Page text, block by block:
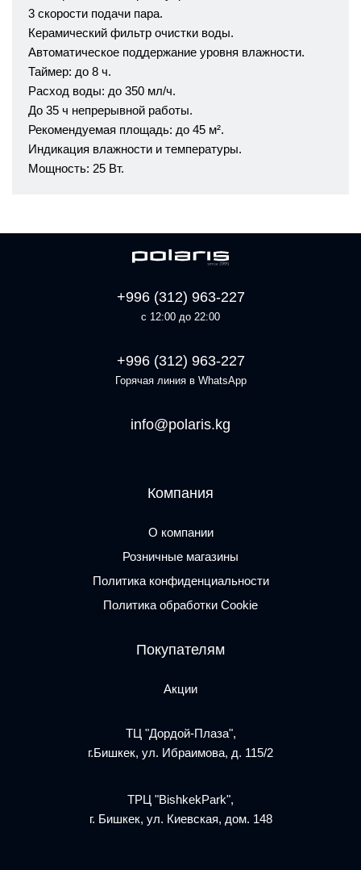
3 скорости подачи пара.
Керамический фильтр очистки воды.
Автоматическое поддержание уровня влажности.
Таймер: до 8 ч.
Расход воды: до 350 мл/ч.
До 35 ч непрерывной работы.
Рекомендуемая площадь: до 45 м².
Индикация влажности и температуры.
Мощность: 25 Вт.
+996 (312) 963-227
с 12:00 до 22:00
+996 (312) 963-227
Горячая линия в WhatsApp
info@polaris.kg
Компания
О компании
Розничные магазины
Политика конфиденциальности
Политика обработки Cookie
Покупателям
Акции
ТЦ "Дордой-Плаза",
г.Бишкек, ул. Ибраимова, д. 115/2
ТРЦ "BishkekPark",
г. Бишкек, ул. Киевская, дом. 148